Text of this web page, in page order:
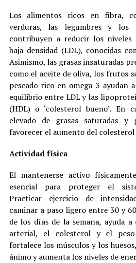
Los alimentos ricos en fibra,
verduras, las legumbres y los
contribuyen a reducir los
baja densidad (LDL), conocidas
Asimismo, las grasas insaturadas
como el aceite de oliva, los frutos
pescado rico en omega-3 ayudan
equilibrio entre LDL y las
(HDL) o ‘colesterol bueno’. En
elevado de grasas saturadas y
favorecer el aumento del colesterol
Actividad física
El mantenerse activo
esencial para proteger el
Practicar ejercicio de
caminar a paso ligero entre 30 y
de los días de la semana, ayuda
arterial, el colesterol y el peso
fortalece los músculos y los
ánimo y aumenta los niveles de